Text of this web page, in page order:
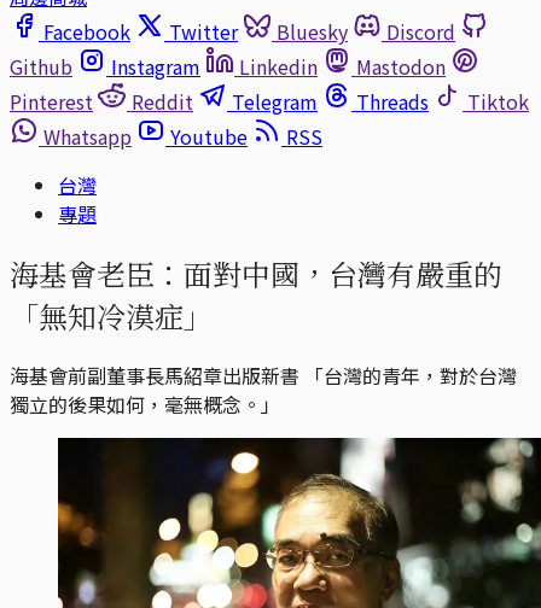
Facebook
Twitter Bluesky
Discord
Github
Instagram Linkedin
Mastodon
Pinterest
Reddit Telegram Threads
Tiktok
Whatsapp
Youtube
RSS
台灣
專題
海基會老臣：面對中國，台灣有嚴重的
「無知冷漠症」
海基會前副董事長馬紹章出版新書 「台灣的青年，對於台灣
獨立的後果如何，毫無概念。」